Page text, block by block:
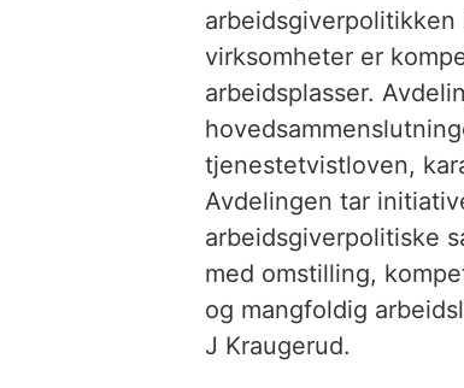
virksomheter er
arbeidsplasser.
tjenestetvistloven,
Avdelingen tar
arbeidsgiverpolitiske
med omstilling,
og mangfoldig
J Kraugerud.